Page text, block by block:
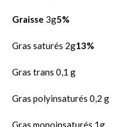
Graisse 3g5%
Gras saturés 2g13%
Gras trans 0,1 g
Gras polyinsaturés 0,2 g
Gras monoinsaturés 1g